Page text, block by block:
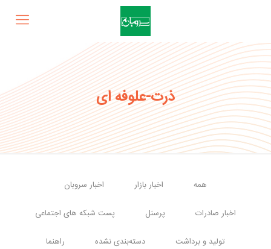
ذرت-علوفه ای
همه اخبار بازار اخبار سروبان
اخبار صادرات پرسنل پست شبکه های اجتماعی
تولید و برداشت دسته‌بندی نشده راهنما